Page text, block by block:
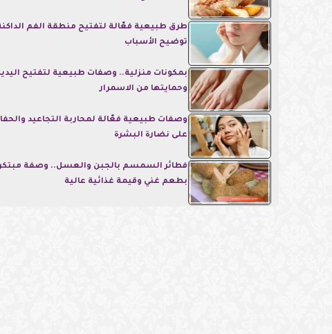
طرق طبيعية فعّالة لتفتيح منطقة الفم
توضيح الأسباب
بمكونات منزلية.. وصفات طبيعية لتفتيح
وحمايتها من الاسمرار
وصفات طبيعية فعّالة لمحاربة التجاعيد
على نضارة البشرة
فطائر السمسم بالجبن والعسل.. وصفة
بطعم غني وقيمة غذائية عالية